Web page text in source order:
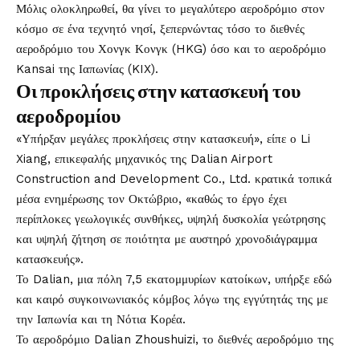
Μόλις ολοκληρωθεί, θα γίνει το μεγαλύτερο αεροδρόμιο στον
κόσμο σε ένα τεχνητό νησί, ξεπερνώντας τόσο το διεθνές
αεροδρόμιο του Χονγκ Κονγκ (HKG) όσο και το αεροδρόμιο
Kansai της Ιαπωνίας (KIX).
Οι προκλήσεις στην κατασκευή του
αεροδρομίου
«Υπήρξαν μεγάλες προκλήσεις στην κατασκευή», είπε ο Li
Xiang, επικεφαλής μηχανικός της Dalian Airport
Construction and Development Co., Ltd. κρατικά τοπικά
μέσα ενημέρωσης τον Οκτώβριο, «καθώς το έργο έχει
περίπλοκες γεωλογικές συνθήκες, υψηλή δυσκολία γεώτρησης
και υψηλή ζήτηση σε ποιότητα με αυστηρό χρονοδιάγραμμα
κατασκευής».
Το Dalian, μια πόλη 7,5 εκατομμυρίων κατοίκων, υπήρξε εδώ
και καιρό συγκοινωνιακός κόμβος λόγω της εγγύτητάς της με
την Ιαπωνία και τη Νότια Κορέα.
Το αεροδρόμιο Dalian Zhoushuizi, το διεθνές αεροδρόμιο της